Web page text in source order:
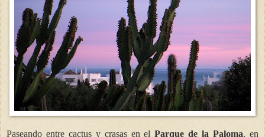
Paseando entre cactus y crasas en elParque de la Paloma, en